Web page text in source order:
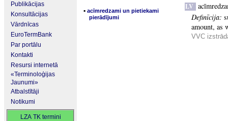
Publikācijas
Konsultācijas
Vārdnīcas
EuroTermBank
Par portālu
Kontakti
Resursi internetā
«Terminoloģijas
Jaunumi»
Atbalstītāji
Notikumi
LZA TK termini
▪ acīmredzami un pietiekami
pierādījumi
LV
Definīcija:
amount, as
VVC